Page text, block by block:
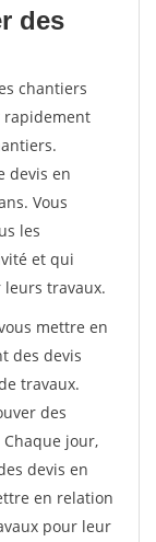
des
chantiers
rapidement
devis en
Vous
les
et qui
travaux.
mettre en
des devis
travaux.
des
Chaque jour,
devis en
en relation
pour leur